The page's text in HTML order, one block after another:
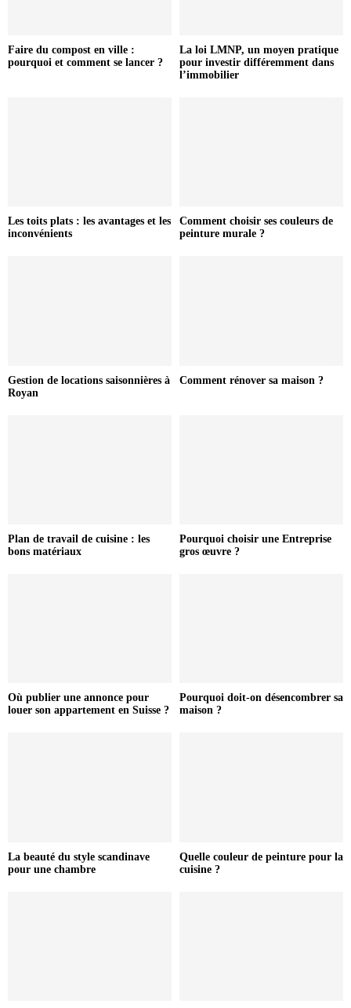
Faire du compost en ville :
pourquoi et comment se lancer ?
La loi LMNP, un moyen pratique
pour investir différemment dans
l’immobilier
Les toits plats : les avantages et les
inconvénients
Comment choisir ses couleurs de
peinture murale ?
Gestion de locations saisonnières à
Royan
Comment rénover sa maison ?
Plan de travail de cuisine : les
bons matériaux
Pourquoi choisir une Entreprise
gros œuvre ?
Où publier une annonce pour
louer son appartement en Suisse ?
Pourquoi doit-on désencombrer sa
maison ?
La beauté du style scandinave
pour une chambre
Quelle couleur de peinture pour la
cuisine ?